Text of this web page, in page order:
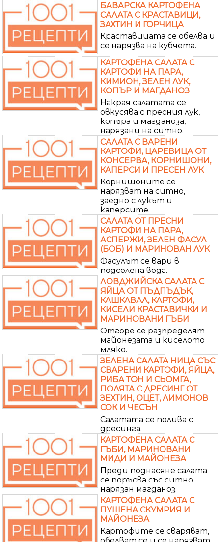
БАВАРСКА КАРТОФЕНА
САЛАТА С КРАСТАВИЦИ,
ЗАХТИН И ГОРЧИЦА
Краставицата се обелва и
се нарязва на кубчета.
КАРТОФЕНА САЛАТА С
КАРТОФИ НА ПАРА,
КИМИОН, ЗЕЛЕН ЛУК,
КОПЪР И МАГДАНОЗ
Накрая салатата се
овкусява с пресния лук,
копъра и магданоза,
нарязани на ситно.
САЛАТА С ВАРЕНИ
КАРТОФИ, ЦАРЕВИЦА ОТ
КОНСЕРВА, КОРНИШОНИ,
КАПЕРСИ И ПРЕСЕН ЛУК
Корнишоните се
нарязват на ситно,
заедно с лукът и
каперсите.
САЛАТА ОТ ПРЕСНИ
КАРТОФИ НА ПАРА,
АСПЕРЖИ, ЗЕЛЕН ФАСУЛ
(БОБ) И МАРИНОВАН ЛУК
Фасулът се вари в
подсолена вода.
ЛОВДЖИЙСКА САЛАТА С
ЯЙЦА ОТ ПЪДПЪДЪК,
КАШКАВАЛ, КАРТОФИ,
КИСЕЛИ КРАСТАВИЧКИ И
МАРИНОВАНИ ГЪБИ
Отгоре се разпределят
майонезата и киселото
мляко.
ЗЕЛЕНА САЛАТА НИЦА СЪС
СВАРЕНИ КАРТОФИ, ЯЙЦА,
РИБА ТОН И СЬОМГА,
ПОЛЯТА С ДРЕСИНГ ОТ
ЗЕХТИН, ОЦЕТ, ЛИМОНОВ
СОК И ЧЕСЪН
Салатата се полива с
дресинга.
КАРТОФЕНА САЛАТА С
ГЪБИ, МАРИНОВАНИ
МИДИ И МАЙОНЕЗА
Преди поднасяне салата
се поръсва със ситно
нарязан магданоз.
КАРТОФЕНА САЛАТА С
ПУШЕНА СКУМРИЯ И
МАЙОНЕЗА
Картофите се сваряват,
обелват се и се нарязват